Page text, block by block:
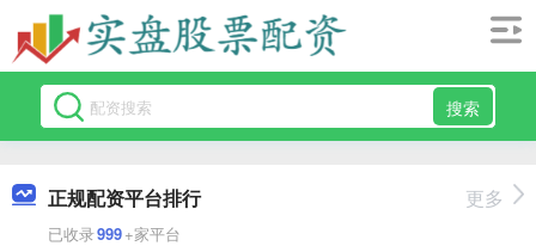
搜索
正规配资平台排行
已收录999+家平台
更多